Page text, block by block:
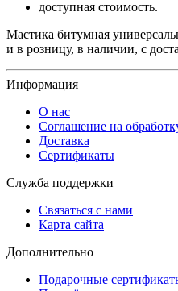
доступная стоимость.
Мастика битумная
и в розницу, в наличии, с
Информация
О нас
Соглашение на
Доставка
Сертификаты
Служба поддержки
Связаться с нами
Карта сайта
Дополнительно
Подарочные